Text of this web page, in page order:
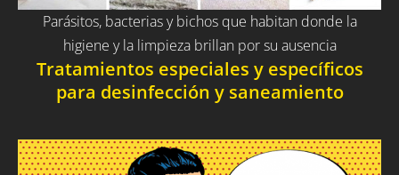
Parásitos, bacterias y bichos que habitan donde la
higiene y la limpieza brillan por su ausencia
Tratamientos especiales y específicos
para desinfección y saneamiento